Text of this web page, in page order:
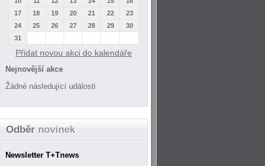
17
18 19 20 21 22
23
24
25 26 27 28 29
30
31
Přidat novou akci do kalendáře
Nejnovější akce
Žádné následující události
Odběr novinek
Newsletter T+Tnews